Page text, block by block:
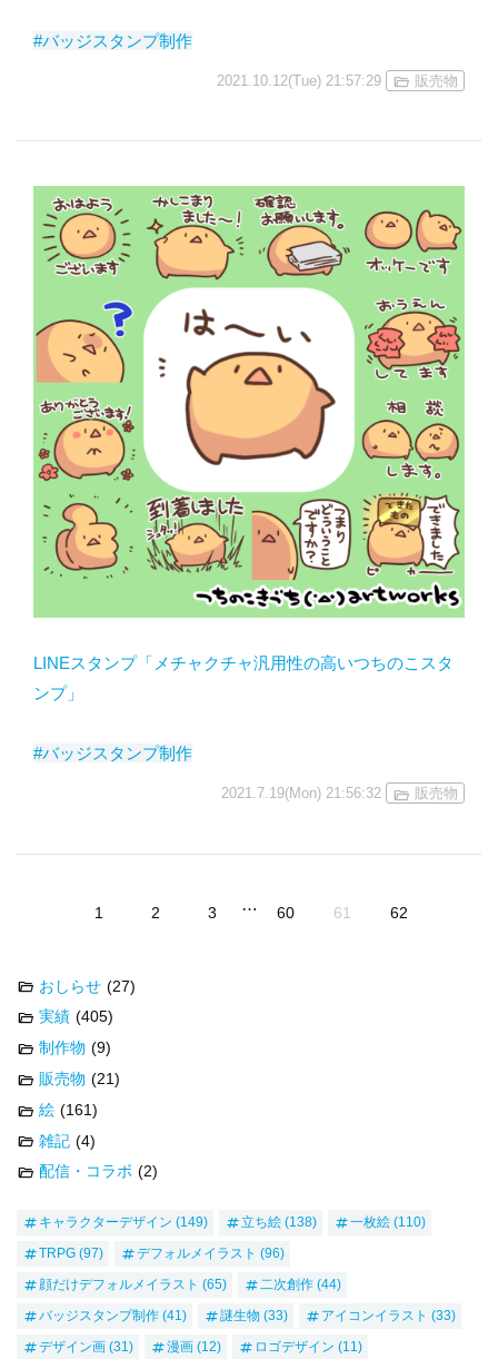
#バッジスタンプ制作
2021.10.12(Tue) 21:57:29 販売物
LINEスタンプ「メチャクチャ汎用性の高いつちのこスタ
ンプ」
#バッジスタンプ制作
2021.7.19(Mon) 21:56:32 販売物
1 2 3 … 60 61 62
おしらせ (27)
実績 (405)
制作物 (9)
販売物 (21)
絵 (161)
雑記 (4)
配信・コラボ (2)
キャラクターデザイン (149) 立ち絵 (138) 一枚絵 (110)
TRPG (97) デフォルメイラスト (96)
顔だけデフォルメイラスト (65) 二次創作 (44)
バッジスタンプ制作 (41) 謎生物 (33) アイコンイラスト (33)
デザイン画 (31) 漫画 (12) ロゴデザイン (11)